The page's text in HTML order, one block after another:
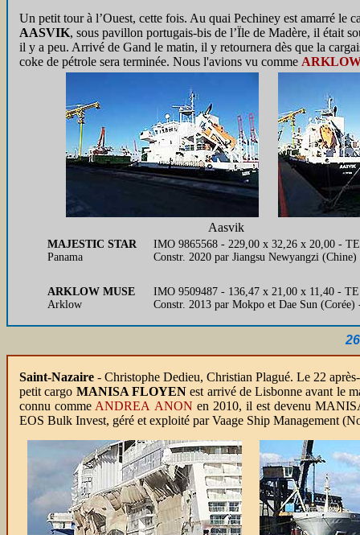
Un petit tour à l’Ouest, cette fois. Au quai Pechiney est amarré le
AASVIK, sous pavillon portugais-bis de l’Ïle de Madère, il était
il y a peu. Arrivé de Gand le matin, il y retournera dès que la
coke de pétrole sera terminée. Nous l'avions vu comme
Aasvik
MAJESTIC STAR
Panama
IMO 9865568 - 229,00 x 32,26 x 20,00 -
Constr. 2020 par Jiangsu Newyangzi
ARKLOW MUSE
Arklow
IMO 9509487 - 136,47 x 21,00 x 11,40 -
Constr. 2013 par Mokpo et Dae Sun
Saint-Nazaire - Christophe Dedieu, Christian Plagué. Le 22
petit cargo MANISA FLOYENest arrivé de Lisbonne avant le
connu comme ANDREA ANON en 2010, il est devenu
EOS Bulk Invest, géré et exploité par Vaage Ship Management